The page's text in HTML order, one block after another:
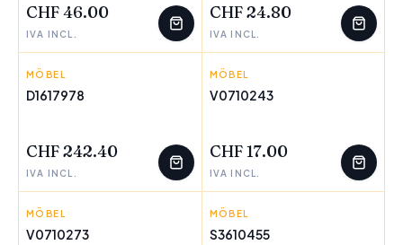
CHF 46.00
IVA INCL.
CHF 24.80
IVA INCL.
ROMIMEX
MÖBEL
D1617978
CHF 242.40
IVA INCL.
MARBUENO
MÖBEL
V0710243
CHF 17.00
IVA INCL.
BIGBUY HOME
MÖBEL
V0710273
GIFT DECOR
MÖBEL
S3610455